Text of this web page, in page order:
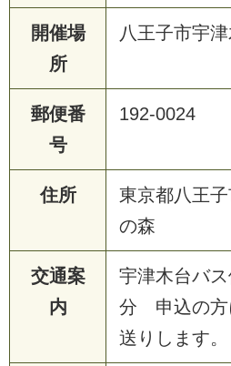
開催場
所
八王子市宇
郵便番
号
192-0024
住所
東京都八王
の森
交通案
内
宇津木台バ
分 申込の方
送りします。